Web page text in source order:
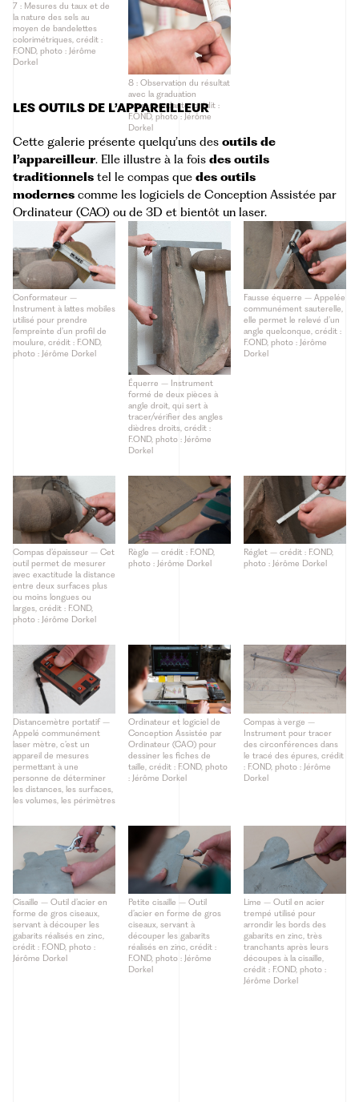
7 : Mesures du taux et de
la nature des sels au
moyen de bandelettes
colorimétriques, crédit :
F.OND, photo : Jérôme
Dorkel
8 : Observation du résultat
avec la graduation
correspondante, crédit :
F.OND, photo : Jérôme
Dorkel
LES OUTILS DE L’APPAREILLEUR
Cette galerie présente quelqu’uns des outils de
l’appareilleur. Elle illustre à la fois des outils
traditionnels tel le compas que des outils
modernes comme les logiciels de Conception Assistée par
Ordinateur (CAO) ou de 3D et bientôt un laser.
Conformateur –
Instrument à lattes mobiles
utilisé pour prendre
l’empreinte d’un profil de
moulure, crédit : F.OND,
photo : Jérôme Dorkel
Équerre – Instrument
formé de deux pièces à
angle droit, qui sert à
tracer/vérifier des angles
dièdres droits, crédit :
F.OND, photo : Jérôme
Dorkel
Fausse équerre – Appelée
communément sauterelle,
elle permet le relevé d’un
angle quelconque, crédit :
F.OND, photo : Jérôme
Dorkel
Compas d’épaisseur – Cet
outil permet de mesurer
avec exactitude la distance
entre deux surfaces plus
ou moins longues ou
larges, crédit : F.OND,
photo : Jérôme Dorkel
Règle – crédit : F.OND,
photo : Jérôme Dorkel
Réglet – crédit : F.OND,
photo : Jérôme Dorkel
Distancemètre portatif –
Appelé communément
laser mètre, c’est un
appareil de mesures
permettant à une
personne de déterminer
les distances, les surfaces,
les volumes, les périmètres
Ordinateur et logiciel de
Conception Assistée par
Ordinateur (CAO) pour
dessiner les fiches de
taille, crédit : F.OND, photo
: Jérôme Dorkel
Compas à verge –
Instrument pour tracer
des circonférences dans
le tracé des épures, crédit
: F.OND, photo : Jérôme
Dorkel
Cisaille – Outil d’acier en
forme de gros ciseaux,
servant à découper les
gabarits réalisés en zinc,
crédit : F.OND, photo :
Jérôme Dorkel
Petite cisaille – Outil
d’acier en forme de gros
ciseaux, servant à
découper les gabarits
réalisés en zinc, crédit :
F.OND, photo : Jérôme
Dorkel
Lime – Outil en acier
trempé utilisé pour
arrondir les bords des
gabarits en zinc, très
tranchants après leurs
découpes à la cisaille,
crédit : F.OND, photo :
Jérôme Dorkel